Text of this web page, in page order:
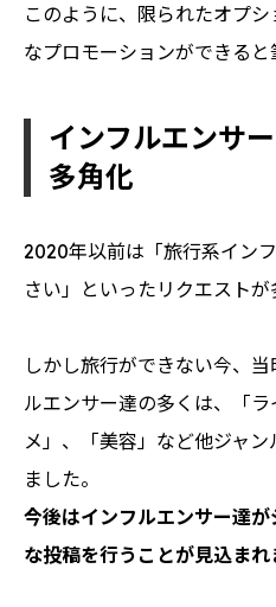
このように、限られたオプ
なプロモーションができると
インフルエンサ
多角化
2020年以前は「旅行系イン
さい」といったリクエストが
しかし旅行ができない今、
ルエンサー達の多くは、「
メ」、「美容」など他ジャ
ました。
今後はインフルエンサー達
な投稿を行うことが見込まれ